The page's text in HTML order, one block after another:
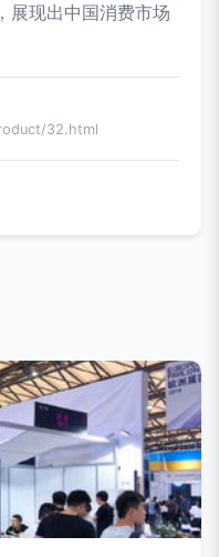
展现出中国消费市场
32.html